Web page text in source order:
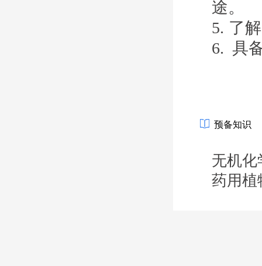
途。
5. 了
6. 具
预备知识
无机化
药用植